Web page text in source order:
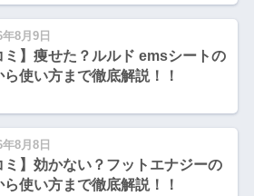
8月9日
ミ】痩せた？ルルド emsシートの
ら使い方まで徹底解説！！
8月8日
ミ】効かない？フットエナジーの
ら使い方まで徹底解説！！